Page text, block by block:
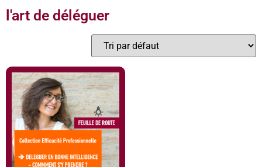
l'art de déléguer